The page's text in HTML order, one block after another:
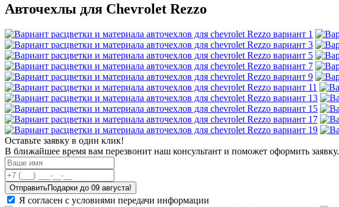
Авточехлы для Chevrolet Rezzo
Оставьте заявку в один клик!
В ближайшее время вам перезвонит наш консультант и поможет оформить заявку.
Отправить
Я согласен с условиями передачи информации